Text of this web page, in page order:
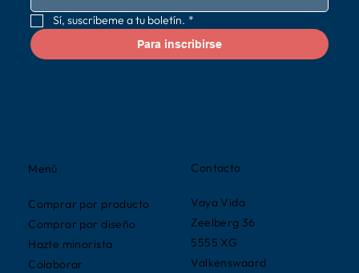
Contacto
Vaya Vida
Zeelberg 36
5555 XG
Valkenswaard
Menú
Comprar por producto
Comprar por diseño
Hazte minorista
Colaborar
Sí, suscríbeme a tu boletín. *
Para inscribirse